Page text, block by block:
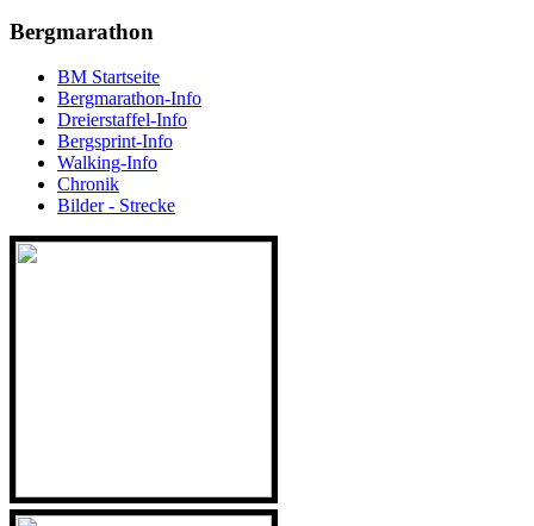
Bergmarathon
BM Startseite
Bergmarathon-Info
Dreierstaffel-Info
Bergsprint-Info
Walking-Info
Chronik
Bilder - Strecke